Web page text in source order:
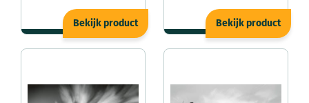
Bekijk product Bekijk product